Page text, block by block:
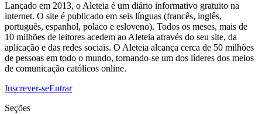
Lançado em 2013, o Aleteia é um diário informativo gratuito na
internet. O site é publicado em seis línguas (francês, inglês,
português, espanhol, polaco e esloveno). Todos os meses, mais de
10 milhões de leitores acedem ao Aleteia através do seu site, da
aplicação e das redes sociais. O Aleteia alcança cerca de 50 milhões
de pessoas em todo o mundo, tornando-se um dos líderes dos meios
de comunicação católicos online.
Inscrever-seEntrar
Seções